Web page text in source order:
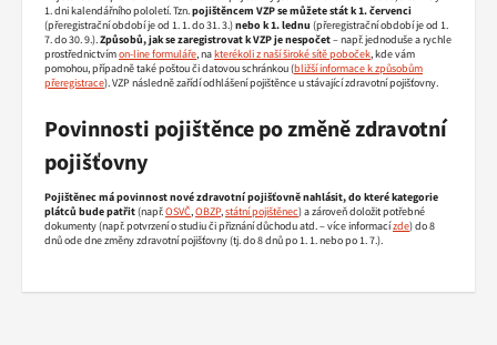
1. dni kalendářního pololetí. Tzn.pojištěncem VZP se můžete stát k 1. červenci
(přeregistrační období je od 1. 1. do 31. 3.)nebo k 1. lednu (přeregistrační období je od 1.
7. do 30. 9.).Způsobů, jak se zaregistrovat k VZP je nespočet– např. jednoduše a rychle
prostřednictvímon-line formuláře, nakterékoli z naší široké sítě poboček, kde vám
pomohou, případně také poštou či datovou schránkou (bližší informace k způsobům
přeregistrace). VZP následně zařídí odhlášení pojištěnce u stávající zdravotní pojišťovny.
Povinnosti pojištěnce po změně zdravotní
pojišťovny
Pojištěnec má povinnost nové zdravotní pojišťovně nahlásit, do které kategorie
plátců bude patřit(např.OSVČ,OBZP,státní pojištěnec) a zároveň doložit potřebné
dokumenty (např. potvrzení o studiu či přiznání důchodu atd. – více informacízde) do 8
dnů ode dne změny zdravotní pojišťovny (tj. do 8 dnů po 1. 1. nebo po 1. 7.).